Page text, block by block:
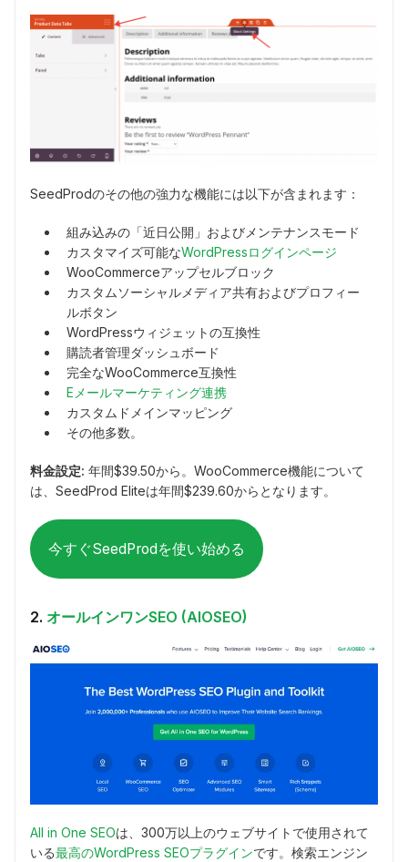
SeedProdのその他の強力な機能には以下が含まれます：
組み込みの「近日公開」およびメンテナンスモード
カスタマイズ可能なWordPressログインページ
WooCommerceアップセルブロック
カスタムソーシャルメディア共有およびプロフィー
ルボタン
WordPressウィジェットの互換性
購読者管理ダッシュボード
完全なWooCommerce互換性
Eメールマーケティング連携
カスタムドメインマッピング
その他多数。
料金設定: 年間$39.50から。WooCommerce機能について
は、SeedProd Eliteは年間$239.60からとなります。
今すぐSeedProdを使い始める
2. オールインワンSEO (AIOSEO)
All in One SEOは、300万以上のウェブサイトで使用されて
いる最高のWordPress SEOプラグインです。検索エンジン